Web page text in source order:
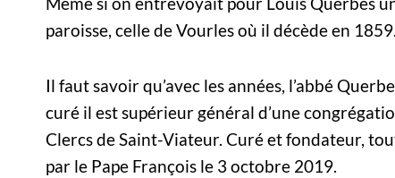
paroisse, celle de Vourles où il décède en 1859.
Il faut savoir qu’avec les années, l’abbé
curé il est supérieur général d’une
Clercs de Saint-Viateur. Curé et fondateur,
par le Pape François le 3 octobre 2019.